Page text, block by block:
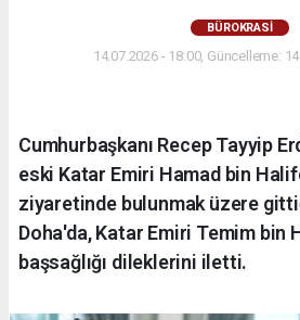
BÜROKRASİ
14.07.2026 - 18:00, Güncelleme:
Cumhurbaşkanı Recep Tayyip
eski Katar Emiri Hamad bin
ziyaretinde bulunmak üzere
Doha'da, Katar Emiri Temim bin
başsağlığı dileklerini iletti.